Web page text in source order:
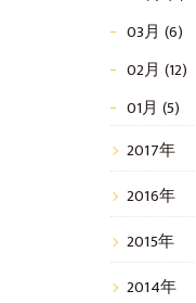
03月 (6)
02月 (12)
01月 (5)
2017年
2016年
2015年
2014年